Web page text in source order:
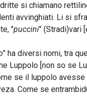
si chiamano
avvinghiati. Li si
"puccini" (Stradi)vari
" ha diversi nomi, tra
Luppolo [non so se
se il luppolo avesse
Come se